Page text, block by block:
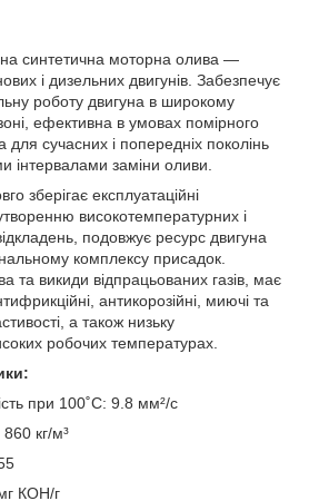
синтетична моторна олива —
і дизельних двигунів. Забезпечує
роботу двигуна в широкому
ефективна в умовах помірного
для сучасних і попередніх поколінь
інтервалами заміни оливи.
зберігає експлуатаційні
високотемпературних і
подовжує ресурс двигуна
комплексу присадок.
та викиди відпрацьованих газів, має
антикорозійні, миючі та
а також низьку
робочих температурах.
при 100˚C: 9.8 мм²/с
кг/м³
КОН/г